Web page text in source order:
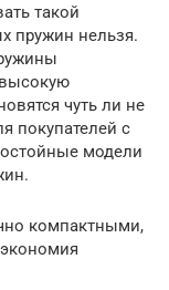
такой
пружин нельзя.
чуть ли не
покупателей с
модели
компактными,